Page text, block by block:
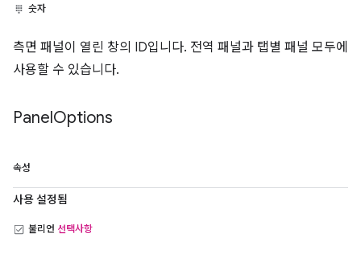
숫자
측면 패널이 열린 창의 ID입니다. 전역 패널과 탭별 패널 모두에
사용할 수 있습니다.
PanelOptions
속성
사용 설정됨
불리언 선택사항